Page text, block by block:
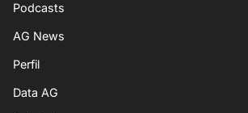
Podcasts
AG News
Perfil
Data AG